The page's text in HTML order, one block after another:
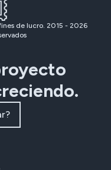
de lucro. 2015 - 2026